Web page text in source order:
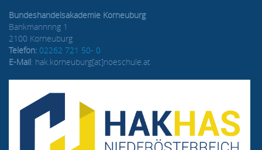
Bundeshandelsakademie Korneuburg
Bankmannring 1
2100 Korneuburg
Telefon: 02262 721 50- 0
E-Mail: hak.korneuburg[at]noeschule.at